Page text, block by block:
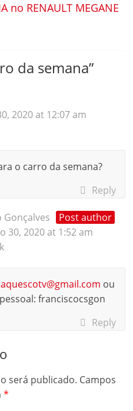
no RENAULT MEGANE
da semana”
2020 at 12:07 am
o carro da semana?
Reply
Gonçalves
Post author
30, 2020 at 1:52 am
ou
franciscocsgon
Reply
será publicado. Campos
*